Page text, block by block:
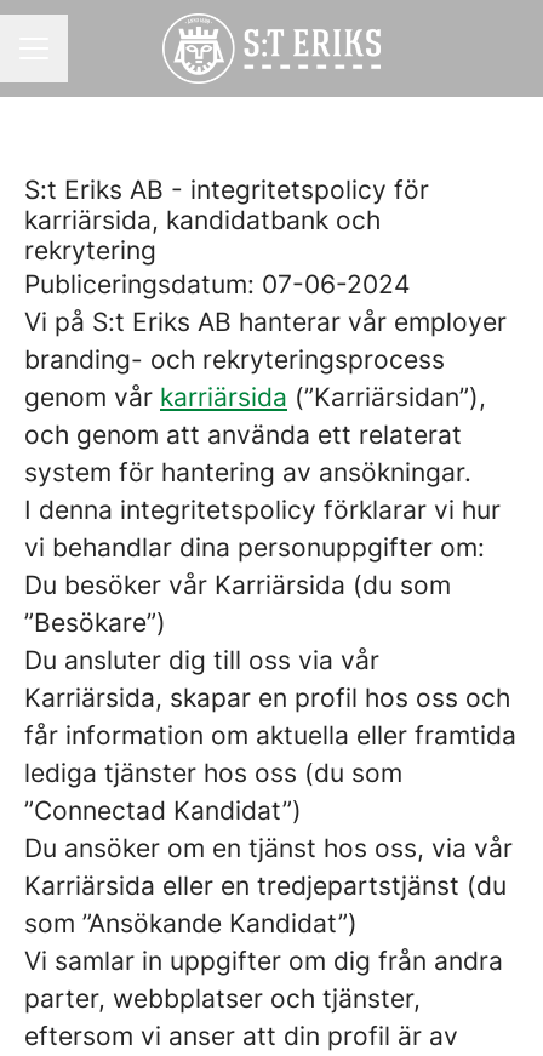
S:t Eriks AB - integritetspolicy för
karriärsida, kandidatbank och
rekrytering
Publiceringsdatum: 07-06-2024
Vi på S:t Eriks AB hanterar vår employer
branding- och rekryteringsprocess
genom vår karriärsida (”Karriärsidan”),
och genom att använda ett relaterat
system för hantering av ansökningar.
I denna integritetspolicy förklarar vi hur
vi behandlar dina personuppgifter om:
Du besöker vår Karriärsida (du som
”Besökare”)
Du ansluter dig till oss via vår
Karriärsida, skapar en profil hos oss och
får information om aktuella eller framtida
lediga tjänster hos oss (du som
”Connectad Kandidat”)
Du ansöker om en tjänst hos oss, via vår
Karriärsida eller en tredjepartstjänst (du
som ”Ansökande Kandidat”)
Vi samlar in uppgifter om dig från andra
parter, webbplatser och tjänster,
eftersom vi anser att din profil är av